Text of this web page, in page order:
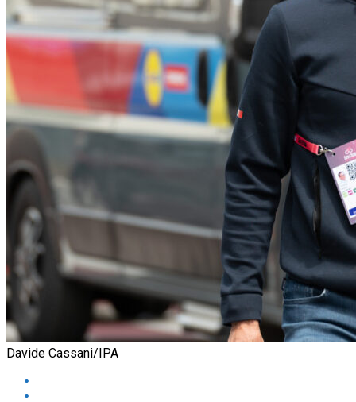
Davide Cassani/IPA